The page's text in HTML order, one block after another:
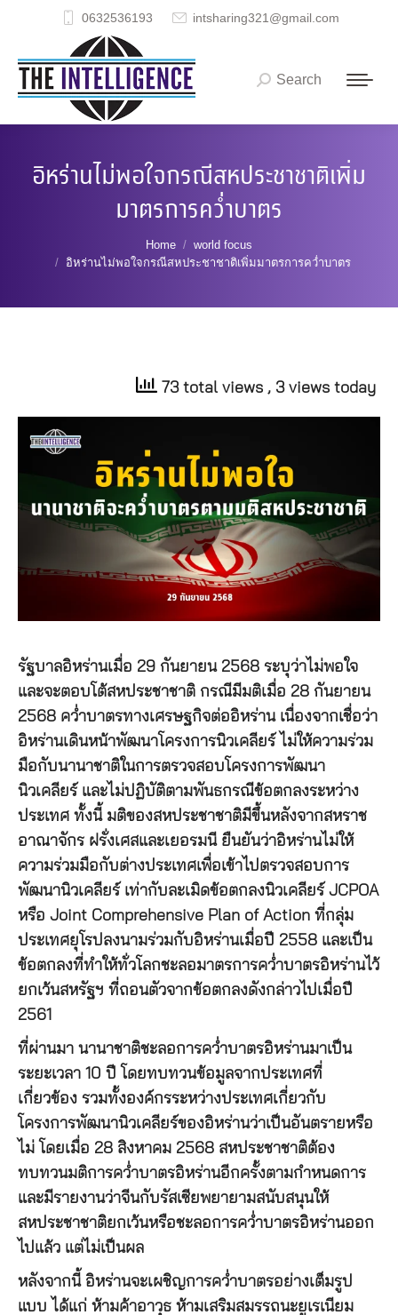
0632536193 intsharing321@gmail.com
Search:
Search
อิหร่านไม่พอใจกรณีสหประชาชาติเพิ่ม
มาตรการคว่ำบาตร
Home
world focus
อิหร่านไม่พอใจกรณีสหประชาชาติเพิ่มมาตรการคว่ำบาตร
73 total views , 3 views today
รัฐบาลอิหร่านเมื่อ 29 กันยายน 2568 ระบุว่าไม่พอใจ
และจะตอบโต้สหประชาชาติ กรณีมีมติเมื่อ 28 กันยายน
2568 คว่ำบาตรทางเศรษฐกิจต่ออิหร่าน เนื่องจากเชื่อว่า
อิหร่านเดินหน้าพัฒนาโครงการนิวเคลียร์ ไม่ให้ความร่วม
มือกับนานาชาติในการตรวจสอบโครงการพัฒนา
นิวเคลียร์ และไม่ปฏิบัติตามพันธกรณีข้อตกลงระหว่าง
ประเทศ ทั้งนี้ มติของสหประชาชาติมีขึ้นหลังจากสหราช
อาณาจักร ฝรั่งเศสและเยอรมนี ยืนยันว่าอิหร่านไม่ให้
ความร่วมมือกับต่างประเทศเพื่อเข้าไปตรวจสอบการ
พัฒนานิวเคลียร์ เท่ากับละเมิดข้อตกลงนิวเคลียร์ JCPOA
หรือ Joint Comprehensive Plan of Action ที่กลุ่ม
ประเทศยุโรปลงนามร่วมกับอิหร่านเมื่อปี 2558 และเป็น
ข้อตกลงที่ทำให้ทั่วโลกชะลอมาตรการคว่ำบาตรอิหร่านไว้
ยกเว้นสหรัฐฯ ที่ถอนตัวจากข้อตกลงดังกล่าวไปเมื่อปี
2561
ที่ผ่านมา นานาชาติชะลอการคว่ำบาตรอิหร่านมาเป็น
ระยะเวลา 10 ปี โดยทบทวนข้อมูลจากประเทศที่
เกี่ยวข้อง รวมทั้งองค์กรระหว่างประเทศเกี่ยวกับ
โครงการพัฒนานิวเคลียร์ของอิหร่านว่าเป็นอันตรายหรือ
ไม่ โดยเมื่อ 28 สิงหาคม 2568 สหประชาชาติต้อง
ทบทวนมติการคว่ำบาตรอิหร่านอีกครั้งตามกำหนดการ
และมีรายงานว่าจีนกับรัสเซียพยายามสนับสนุนให้
สหประชาชาติยกเว้นหรือชะลอการคว่ำบาตรอิหร่านออก
ไปแล้ว แต่ไม่เป็นผล
หลังจากนี้ อิหร่านจะเผชิญการคว่ำบาตรอย่างเต็มรูป
แบบ ได้แก่ ห้ามค้าอาวุธ ห้ามเสริมสมรรถนะยูเรเนียม